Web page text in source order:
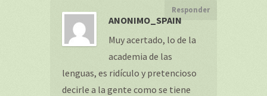
ANONIMO_SPAIN
Responder
Muy acertado, lo de la
academia de las
lenguas, es ridículo y pretencioso
decirle a la gente como se tiene